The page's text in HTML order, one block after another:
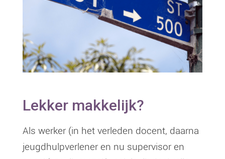
Lekker makkelijk?
Als werker (in het verleden docent, daarna
jeugdhulpverlener en nu supervisor en